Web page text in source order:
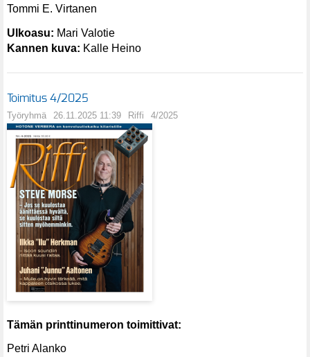
Tommi E. Virtanen
Ulkoasu: Mari Valotie
Kannen kuva: Kalle Heino
Toimitus 4/2025
Työryhmä 26.11.2025 11:39 Riffi 4/2025
Tämän printtinumeron toimittivat:
Petri Alanko